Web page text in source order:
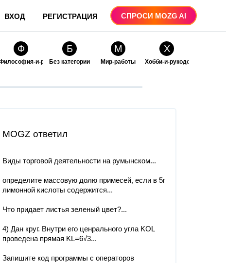
ВХОД РЕГИСТРАЦИЯ СПРОСИ MOZG AI
Ф
и-религия
Б
Без категории
М
Мир-работы
Х
Хобби-и-рукоделие
MOGZ ответил
Виды торговой деятельности на румынском...
определите массовую долю примесей, если в 5г
лимонной кислоты содержится...
Что придает листья зеленый цвет?​...
4) Дан круг. Внутри его ценрального угла KOL
проведена прямая KL=6√3‎...
Запишите код программы с операторов